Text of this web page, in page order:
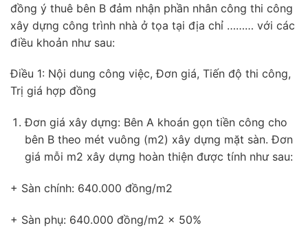
đồng ý thuê bên B đảm nhận phần nhân công thi công
xây dựng công trình nhà ở tọa tại địa chỉ ……… với các
điều khoản như sau:
Điều 1: Nội dung công việc, Đơn giá, Tiến độ thi công,
Trị giá hợp đồng
Đơn giá xây dựng: Bên A khoán gọn tiền công cho
bên B theo mét vuông (m2) xây dựng mặt sàn. Đơn
giá mỗi m2 xây dựng hoàn thiện được tính như sau:
+ Sàn chính: 640.000 đồng/m2
+ Sàn phụ: 640.000 đồng/m2 x 50%